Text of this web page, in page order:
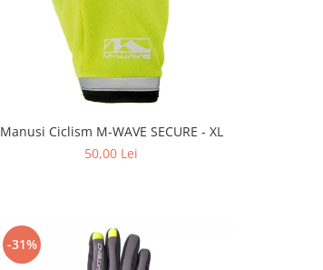
Manusi Ciclism M-WAVE SECURE - XL
50,00 Lei
-31%